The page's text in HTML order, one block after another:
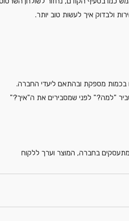
ולבדוק איך לעשות טוב יותר.
בכמות מספקת ובהתאם ליעדי החברה.
"למה?" לפני שמסבירים את ה"איך?"